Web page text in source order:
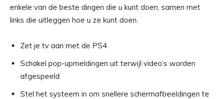
enkele van de beste dingen die u kunt doen, samen met
links die uitleggen hoe u ze kunt doen.
Zet je tv aan met de PS4
Schakel pop-upmeldingen uit terwijl video’s worden
afgespeeld
Stel het systeem in om snellere schermafbeeldingen te